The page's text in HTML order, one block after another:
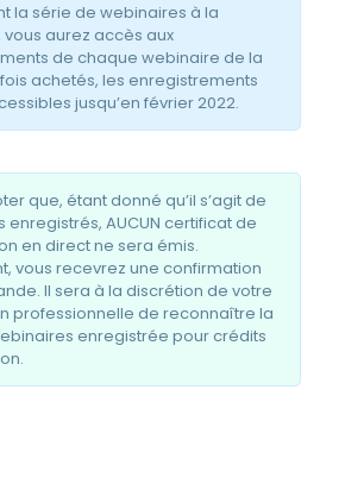
la série de webinaires à la
aurez accès aux
de chaque webinaire de la
achetés, les enregistrements
jusqu’en février 2022.
que, étant donné qu’il s’agit de
enregistrés, AUCUN certificat de
en direct ne sera émis.
vous recevrez une confirmation
Il sera à la discrétion de votre
professionnelle de reconnaître la
enregistrée pour crédits